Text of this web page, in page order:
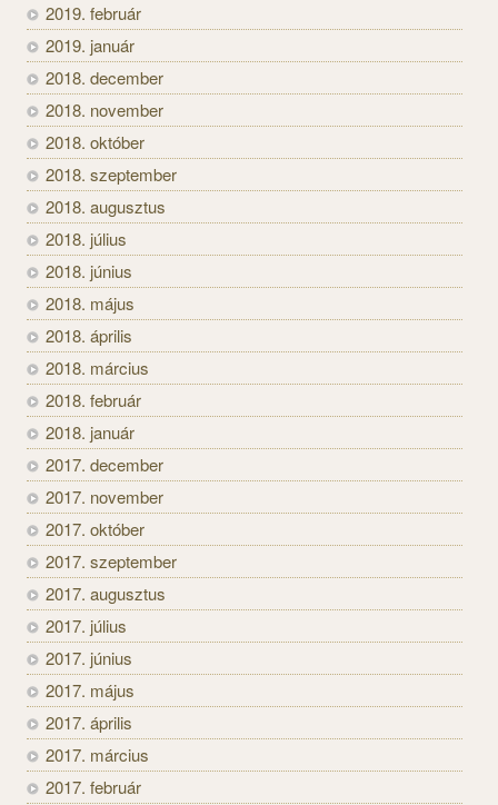
2019. február
2019. január
2018. december
2018. november
2018. október
2018. szeptember
2018. augusztus
2018. július
2018. június
2018. május
2018. április
2018. március
2018. február
2018. január
2017. december
2017. november
2017. október
2017. szeptember
2017. augusztus
2017. július
2017. június
2017. május
2017. április
2017. március
2017. február